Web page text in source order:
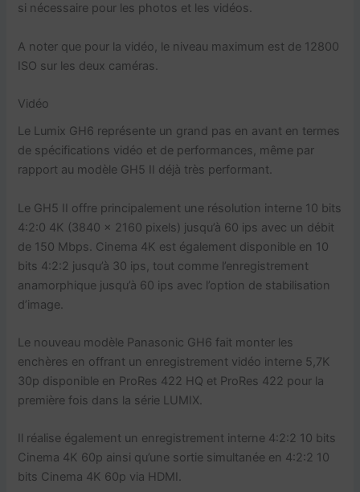
si nécessaire pour les photos et les vidéos.
A noter que pour la vidéo, le niveau maximum est de 12800
ISO sur les deux caméras.
Vidéo
Le Lumix GH6 représente un grand pas en avant en termes
de spécifications vidéo et de performances, même par
rapport au modèle GH5 II déjà très performant.
Le GH5 II offre principalement une résolution interne 10 bits
4:2:0 4K (3840 x 2160 pixels) jusqu’à 60 ips avec un débit
de 150 Mbps. Cinema 4K est également disponible en 10
bits 4:2:2 jusqu’à 30 ips, tout comme l’enregistrement
anamorphique jusqu’à 60 ips avec l’option de stabilisation
d’image.
Le nouveau modèle Panasonic GH6 fait monter les
enchères en offrant un enregistrement vidéo interne 5,7K
30p disponible en ProRes 422 HQ et ProRes 422 pour la
première fois dans la série LUMIX.
Il réalise également un enregistrement interne 4:2:2 10 bits
Cinema 4K 60p ainsi qu’une sortie simultanée en 4:2:2 10
bits Cinema 4K 60p via HDMI.